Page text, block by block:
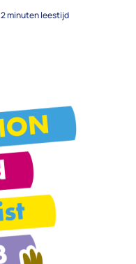
2 minuten leestijd